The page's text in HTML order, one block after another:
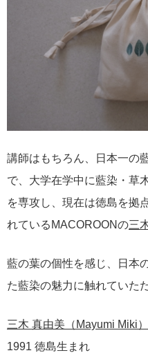
講師はもちろん、日本一の
で、大学在学中に藍染・草
を専攻し、現在は徳島を拠
れているMACOROONの三
藍の葉の個性を感じ、日本
た藍染の魅力に触れていた
三木 真由美（Mayumi Miki）
1991 徳島生まれ